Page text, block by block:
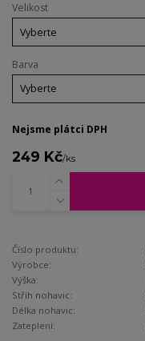
Velikost
Barva
Nejsme plátci DPH
249 Kč/ks
Číslo produktu:
Výrobce:
Výška:
Střih nohavic:
Délka nohavic:
Zateplení: